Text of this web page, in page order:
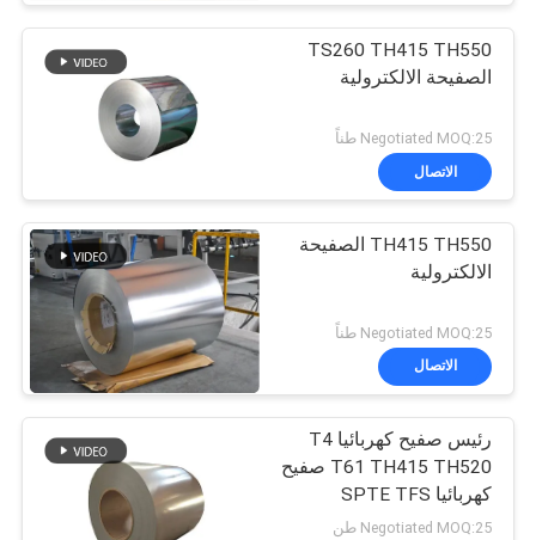
TS260 TH415 TH550
الصفيحة الالكترولية
Negotiated MOQ:25 طناً
الاتصال
TH415 TH550 الصفيحة
الالكترولية
Negotiated MOQ:25 طناً
الاتصال
رئيس صفيح كهربائيا T4
T61 TH415 TH520 صفيح
كهربائيا SPTE TFS
Negotiated MOQ:25 طن